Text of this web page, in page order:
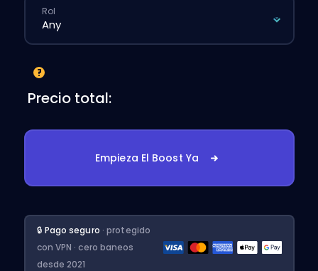
Rol
Precio total:
Empieza El Boost Ya
🔒 Pago seguro · protegido
con VPN · cero baneos
desde 2021